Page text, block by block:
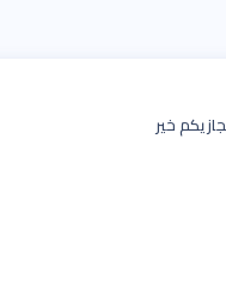
خير